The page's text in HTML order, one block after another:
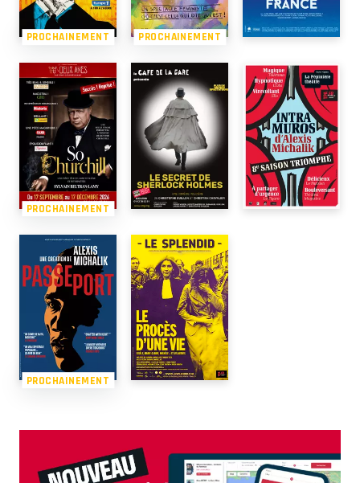
PROCHAINEMENT PROCHAINEMENT
PROCHAINEMENT
PROCHAINEMENT